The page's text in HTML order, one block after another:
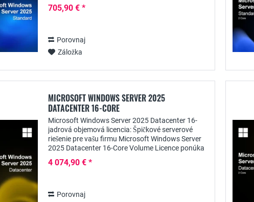
spoľahlivú...
705,90 € *
Porovnaj
Záložka
MICROSOFT WINDOWS SERVER 2025
DATACENTER 16-CORE
Microsoft Windows Server 2025 Datacenter 16-
jadrová objemová licencia: Špičkové serverové
riešenie pre vašu firmu Microsoft Windows Server
2025 Datacenter 16-Core Volume Licence ponúka
4 074,90 € *
Porovnaj